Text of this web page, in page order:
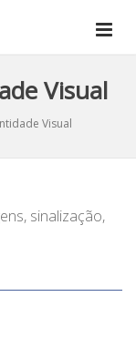
Visual
Visual
sinalização,